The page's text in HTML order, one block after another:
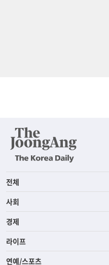
전체
사회
경제
라이프
연예/스포츠